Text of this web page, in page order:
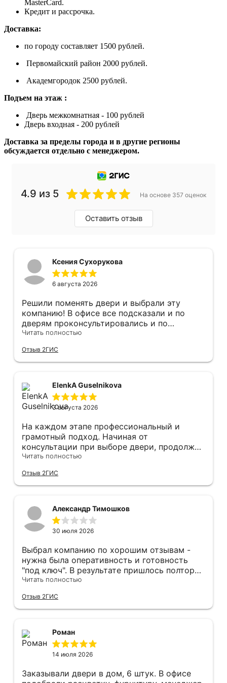
MasterCard.
Кредит и рассрочка.
Доставка:
по городу составляет 1500 рублей.
Первомайский район 2000 рублей.
Академгородок 2500 рублей.
Подъем на этаж :
Дверь межкомнатная - 100 рублей
Дверь входная - 200 рублей
Доставка за пределы города и в другие регионы
обсуждается отдельно с менеджером.
4.9 из 5 На основе 357 оценок
Оставить отзыв
Ксения Сухорукова
6 августа 2026
Решили поменять двери и выбрали эту
компанию! В офисе все подсказали и по
дверям проконсультировались и по
фурнитуре. Анастасия ответила на все
Монтаж быстро, качественно и аккуратно,
Сергея прямо рекомендую! С утра до
мусор убирает после монтажа. Рекомендую!
Читать полностью
Отзыв 2ГИС
ElenkA Guselnikova
3 августа 2026
На каждом этапе профессиональный и
грамотный подход. Начиная от
консультации при выборе двери, продолжая
оперативным замером, завершая быстрой и
оформление двери - отдельное спасибо!
Рекомендуем и планируем в дальнейшем, по
Читать полностью
Отзыв 2ГИС
Александр Тимошков
30 июля 2026
Выбрал компанию по хорошим отзывам -
нужна была оперативность и готовность
"под ключ". В результате пришлось полтора
часа потратить на уборку подъезда, так как
"утилизация старой двери" не входит
уборка выломанного деревянного косяка и
После предъявления претензии менеджеру
получил только недовольный звонок от
монтажника, никаких извинений и попыток
менеджером специально обговаривал, что
Читать полностью
Отзыв 2ГИС
Роман
14 июля 2026
Заказывали двери в дом, 6 штук. В офисе